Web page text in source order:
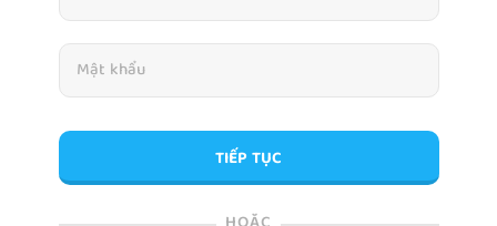
TIẾP TỤC